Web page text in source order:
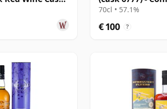
jaar oud
Choice
70cl • 57.1%
€ 100 ?